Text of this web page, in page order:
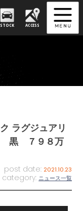
STOCK ACCESS
ラグジュアリ
黒 ７９８万
post date: 2021.10.23
category: ニュース一覧